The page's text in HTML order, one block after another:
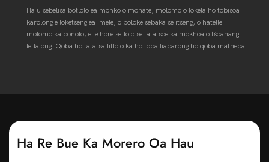
Ha u sebelisa botlolo ea monko o monate, molomo o lokela ho tobisoa
karolong e loketseng ea 'mele, o boloke sebaka se itseng, o hatelle
molomo ka bonolo, e le hore setlolo se fafatsoe ka mokhoa o tšoanang
letlalong. Qoba ho fafatsa litlolo ka ho toba liaparong ho qoba matheba.
Ha Re Bue Ka Morero Oa Hau